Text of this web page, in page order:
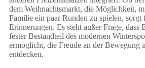
dem Weihnachtsmarkt, die Möglichkeit,
Familie ein paar Runden zu spielen, sorgt
Erinnerungen. Es steht außer Frage, dass
fester Bestandteil des modernen
ermöglicht, die Freude an der Bewegung
entdecken.